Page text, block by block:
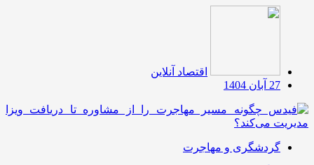
اقتصاد آنلاین
27 آبان 1404
گردشگری و مهاجرت